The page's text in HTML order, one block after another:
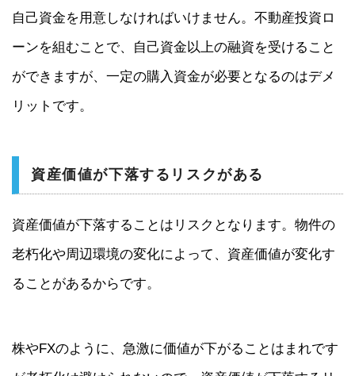
自己資金を用意しなければいけません。不動産投資ロ
ーンを組むことで、自己資金以上の融資を受けること
ができますが、一定の購入資金が必要となるのはデメ
リットです。
資産価値が下落するリスクがある
資産価値が下落することはリスクとなります。物件の
老朽化や周辺環境の変化によって、資産価値が変化す
ることがあるからです。
株やFXのように、急激に価値が下がることはまれです